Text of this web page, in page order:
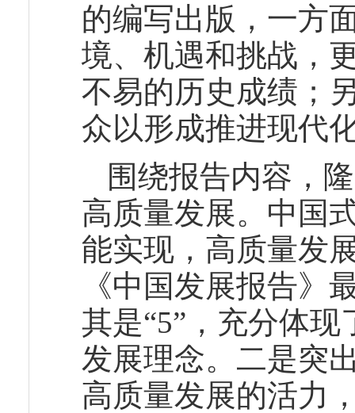
的编写出版，一方
境、机遇和挑战，
不易的历史成绩；
众以形成推进现代
围绕报告内容，
高质量发展。中国
能实现，高质量发
《中国发展报告》
其是“5”，充分体
发展理念。二是突
高质量发展的活力